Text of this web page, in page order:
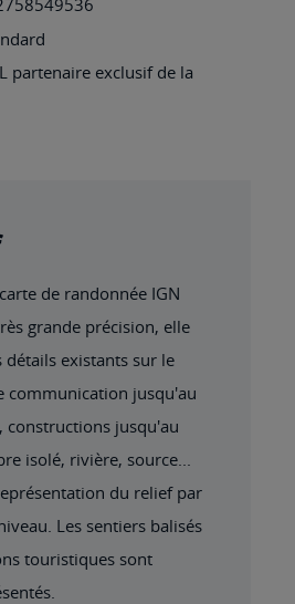
partenaire exclusif de la
de randonnée IGN
grande précision, elle
détails existants sur le
communication jusqu'au
constructions jusqu'au
isolé, rivière, source...
du relief par
Les sentiers balisés
touristiques sont